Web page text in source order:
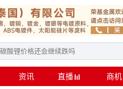
资讯 直播 商机